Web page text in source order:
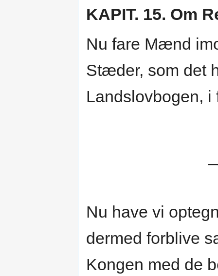
KAPIT. 15. Om
Nu fare Mænd
Stæder, som det
Landslovbogen, i
Nu have vi
dermed forblive
Kongen med de